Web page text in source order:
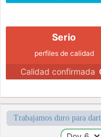
Serio
perfiles de calidad
Calidad confirmada
Trabajamos duro para